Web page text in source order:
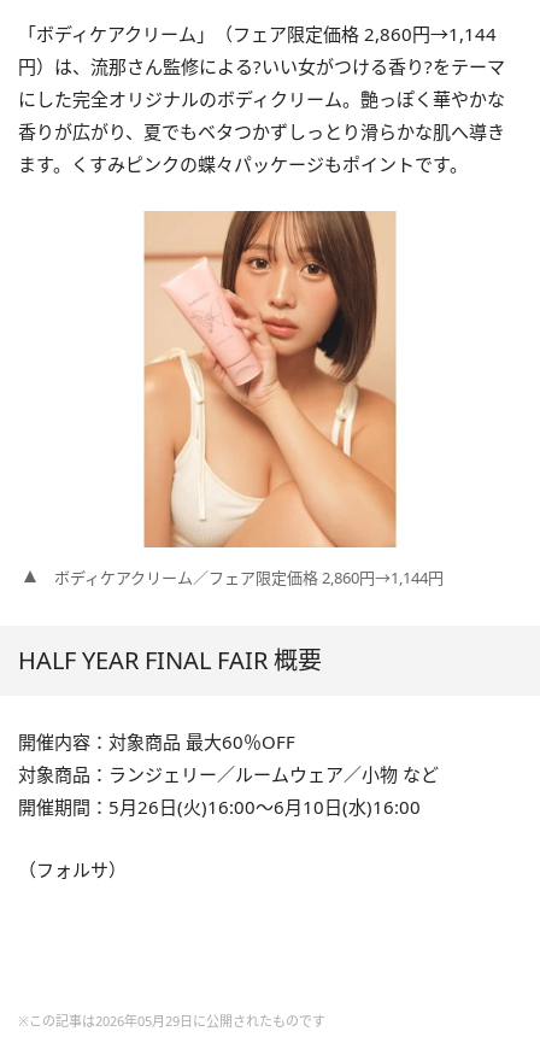
「ボディケアクリーム」（フェア限定価格 2,860円→1,144
円）は、流那さん監修による?いい女がつける香り?をテーマ
にした完全オリジナルのボディクリーム。艶っぽく華やかな
香りが広がり、夏でもベタつかずしっとり滑らかな肌へ導き
ます。くすみピンクの蝶々パッケージもポイントです。
ボディケアクリーム／フェア限定価格 2,860円→1,144円
HALF YEAR FINAL FAIR 概要
開催内容：対象商品 最大60％OFF
対象商品：ランジェリー／ルームウェア／小物 など
開催期間：5月26日(火)16:00～6月10日(水)16:00
（フォルサ）
※この記事は2026年05月29日に公開されたものです